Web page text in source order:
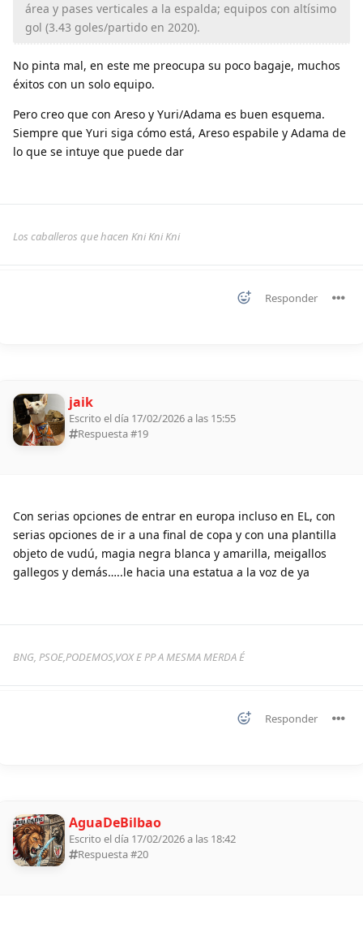
área y pases verticales a la espalda; equipos con altísimo
gol (3.43 goles/partido en 2020).
No pinta mal, en este me preocupa su poco bagaje, muchos
éxitos con un solo equipo.
Pero creo que con Areso y Yuri/Adama es buen esquema.
Siempre que Yuri siga cómo está, Areso espabile y Adama de
lo que se intuye que puede dar
Los caballeros que hacen Kni Kni Kni
Responder
jaik
Escrito el día 17/02/2026 a las 15:55
Respuesta #19
Con serias opciones de entrar en europa incluso en EL, con
serias opciones de ir a una final de copa y con una plantilla
objeto de vudú, magia negra blanca y amarilla, meigallos
gallegos y demás…..le hacia una estatua a la voz de ya
BNG, PSOE,PODEMOS,VOX E PP A MESMA MERDA É
Responder
AguaDeBilbao
Escrito el día 17/02/2026 a las 18:42
Respuesta #20